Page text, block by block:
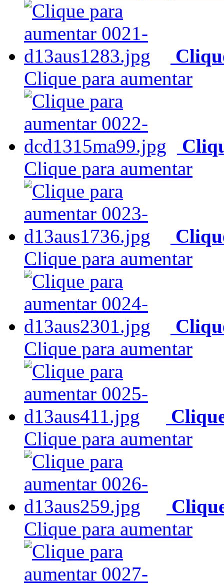
Clique para aumentar
Clique para aumentar
Clique para aumentar
Clique para aumentar
Clique para aumentar
Clique para aumentar